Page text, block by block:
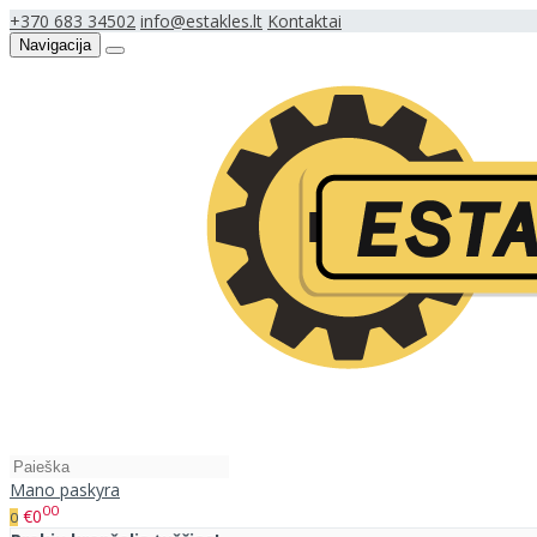
+370 683 34502 info@estakles.lt Kontaktai
Navigacija
Mano paskyra
0 €000